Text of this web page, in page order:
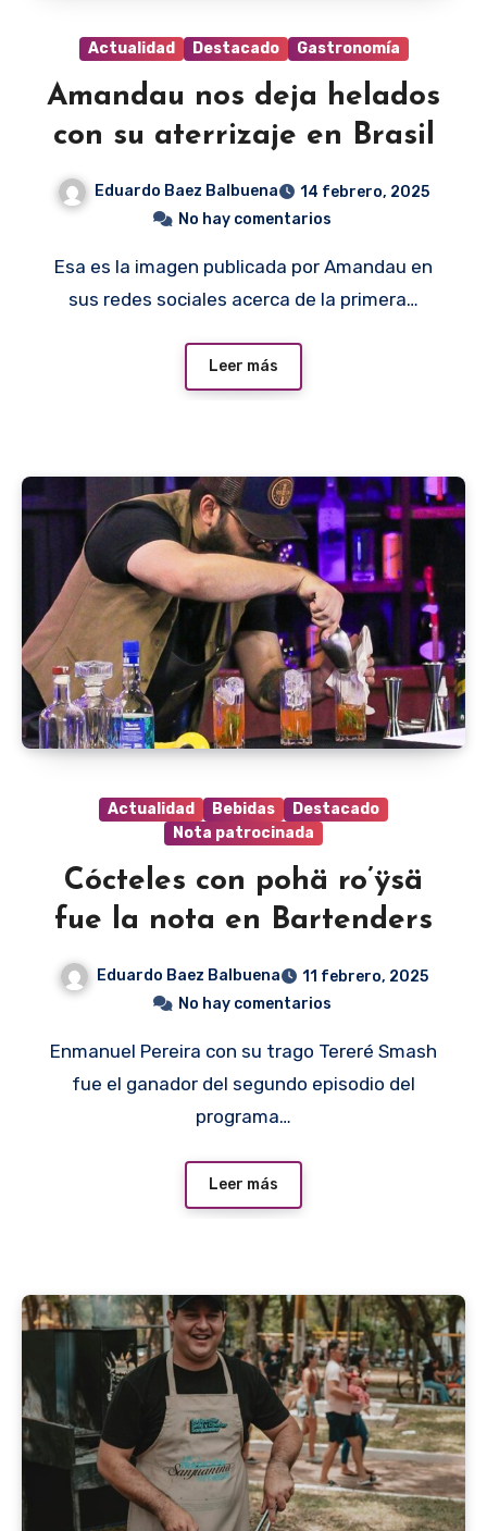
Actualidad Destacado Gastronomía
Amandau nos deja helados
con su aterrizaje en Brasil
Eduardo Baez Balbuena
14 febrero, 2025
No hay comentarios
Esa es la imagen publicada por Amandau en
sus redes sociales acerca de la primera…
Leer más
Actualidad Bebidas
Destacado
Nota patrocinada
Cócteles con pohä ro’ÿsä
fue la nota en Bartenders
Eduardo Baez Balbuena
11 febrero, 2025
No hay comentarios
Enmanuel Pereira con su trago Tereré Smash
fue el ganador del segundo episodio del
programa…
Leer más